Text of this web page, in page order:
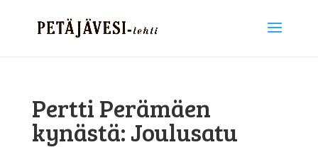
Pertti Perämäen
kynästä: Joulusatu